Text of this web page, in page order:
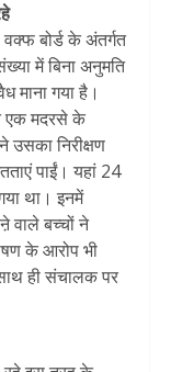
बोर्ड के अंतर्गत
में बिना अनुमति
माना गया है।
एक मदरसे के
उसका निरीक्षण
पाईं। यहां 24
था। इनमें
वाले बच्चों ने
के आरोप भी
ही संचालक पर